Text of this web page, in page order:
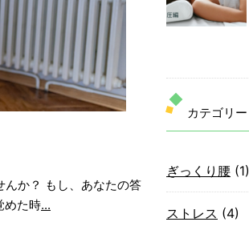
か？ もし、あなたの答
めた時...
カテゴリー
ぎっくり腰 (1)
ストレス (4)